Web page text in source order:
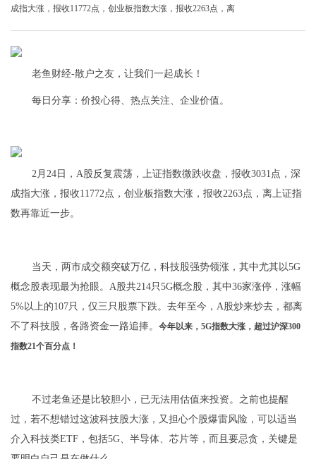
成指大涨，报收11772点，创业板指数大涨，报收2263点，离
老鱼财经-散户之友，让我们一起成长！
每日分享：价投心得、热点关注、企业价值。
2月24日，A股反复震荡，上证指数微跌收盘，报收3031点，深
成指大涨，报收11772点，创业板指数大涨，报收2263点，离上证指
数再靠近一步。
当天，两市成交额突破万亿，科技股强势领涨，其中尤其以5G
概念股表现最为抢眼。A股共214只5G概念股，其中36家涨停，涨幅
5%以上的107只，仅三只股票下跌。去年至今，A股炒来炒去，都离
不了科技股，各路资金一路追捧。 今年以来，5G指数大涨，超过沪深300
指数21个百分点！
不过老鱼还是比较胆小，已无法用估值来投资。之前也提醒
过，若不想错过这波科技股大涨，又担心个股爆雷风险，可以适当
介入科技类ETF，包括5G、半导体、芯片等，而且要忌贪，关键是